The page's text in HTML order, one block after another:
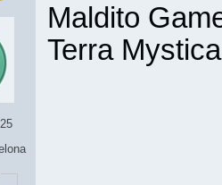
Maldito
Terra